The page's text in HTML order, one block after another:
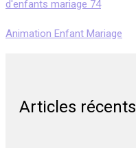
d'enfants mariage 74
Animation Enfant Mariage
Articles récents